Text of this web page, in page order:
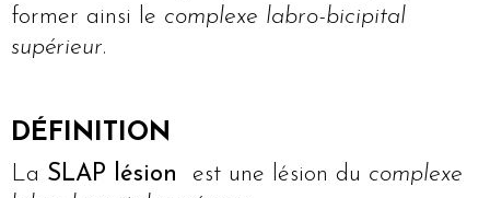
former ainsi le complexe labro-bicipital
supérieur.
DÉFINITION
La SLAP lésion est une lésion du complexe